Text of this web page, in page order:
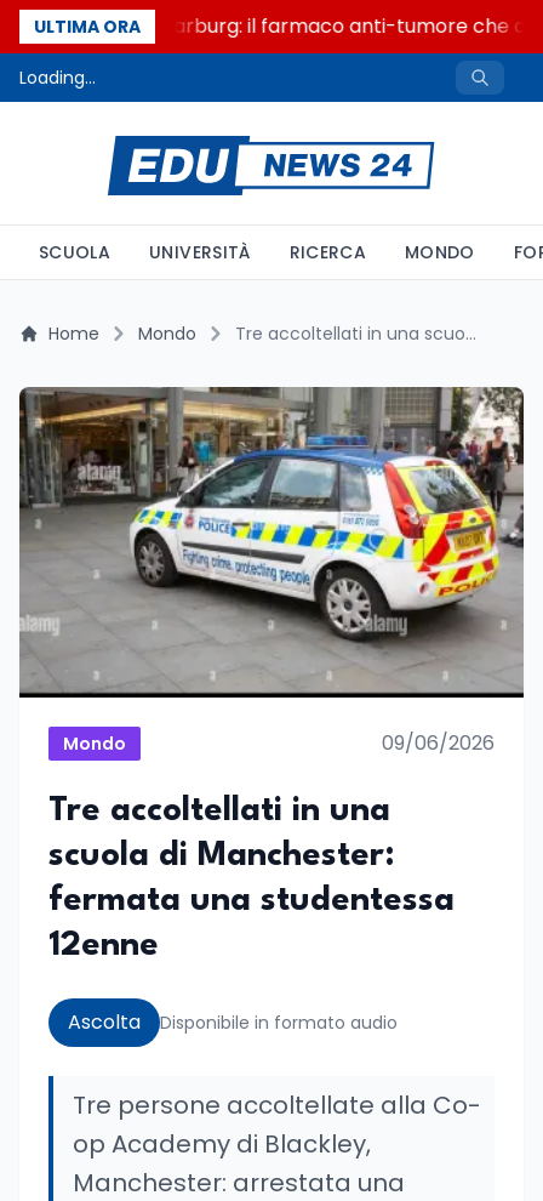
ULTIMA ORA
Un secolo di Warburg: il farmaco anti-tumore che
Loading...
SCUOLA UNIVERSITÀ RICERCA MONDO
Home Mondo Tre accoltellati in una scuola di Manchester: fermata una studentessa 12enne
Mondo 09/06/2026
Tre accoltellati in una
scuola di Manchester:
fermata una studentessa
12enne
Ascolta Disponibile in formato audio
Tre persone accoltellate alla Co-
op Academy di Blackley,
Manchester: arrestata una